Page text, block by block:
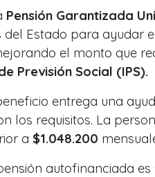
Pensión Garantizada
Estado para ayudar
el monto que
Previsión Social (IPS).
entrega una
los requisitos. La
a $1.048.200
autofinanciada es